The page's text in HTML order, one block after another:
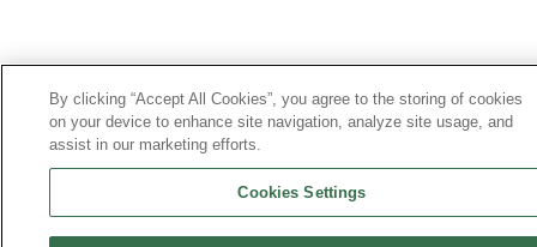
By clicking “Accept All Cookies”, you agree to the storing of cookies
on your device to enhance site navigation, analyze site usage, and
assist in our marketing efforts.
Cookies Settings